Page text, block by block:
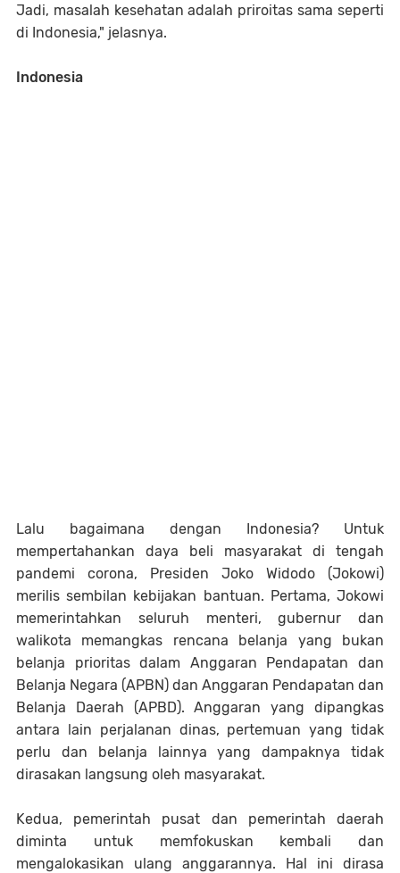
Jadi, masalah kesehatan adalah priroitas sama seperti
di Indonesia," jelasnya.
Indonesia
Lalu bagaimana dengan Indonesia? Untuk
mempertahankan daya beli masyarakat di tengah
pandemi corona, Presiden Joko Widodo (Jokowi)
merilis sembilan kebijakan bantuan. Pertama, Jokowi
memerintahkan seluruh menteri, gubernur dan
walikota memangkas rencana belanja yang bukan
belanja prioritas dalam Anggaran Pendapatan dan
Belanja Negara (APBN) dan Anggaran Pendapatan dan
Belanja Daerah (APBD). Anggaran yang dipangkas
antara lain perjalanan dinas, pertemuan yang tidak
perlu dan belanja lainnya yang dampaknya tidak
dirasakan langsung oleh masyarakat.
Kedua, pemerintah pusat dan pemerintah daerah
diminta untuk memfokuskan kembali dan
mengalokasikan ulang anggarannya. Hal ini dirasa